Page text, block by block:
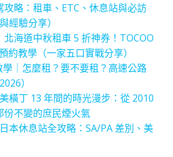
攻略：租車、ETC、休息站與必訪
經驗分享）
北海道中秋租車 5 折神券！TOCOO
約教學（一家五口實戰分享）
學｜怎麼租？要不要租？高速公路
）
橫丁 13 年間的時光漫步：從 2010
份不變的庶民煙火氣
本休息站全攻略：SA/PA 差別、美